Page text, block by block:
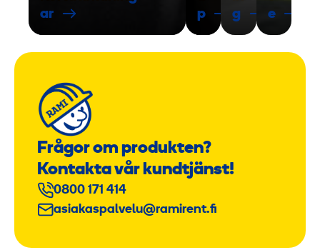
ar
p
g
e
Frågor om produkten?
Kontakta vår kundtjänst!
0800 171 414
asiakaspalvelu@ramirent.fi